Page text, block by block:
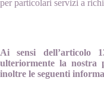
per particolari servizi a
Ai sensi dell’articolo
ulteriormente la nostra
inoltre le seguenti